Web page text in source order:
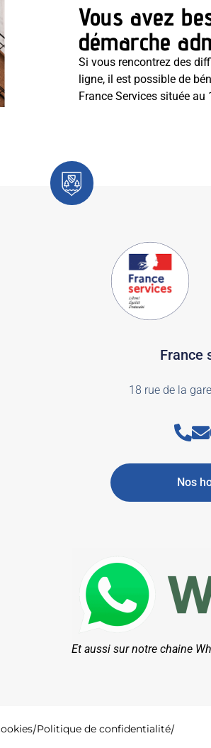
Vous avez
démarche
Si vous rencontrez des
ligne, il est possible de
France Services située au
France
18 rue de la
Nos
Et aussi sur notre chaine
Politique de confidentialité